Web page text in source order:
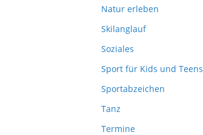
Natur erleben
Skilanglauf
Soziales
Sport für Kids und Teens
Sportabzeichen
Tanz
Termine